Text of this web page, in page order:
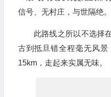
信号、无村庄，与世隔绝。
此路线之所以不选择
古到抵旦错全程毫无风
15km，走起来实属无味。